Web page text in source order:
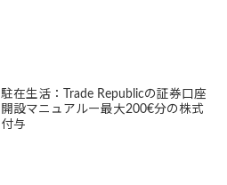
駐在生活：Trade Republicの証券口座
開設マニュアルー最大200€分の株式
付与